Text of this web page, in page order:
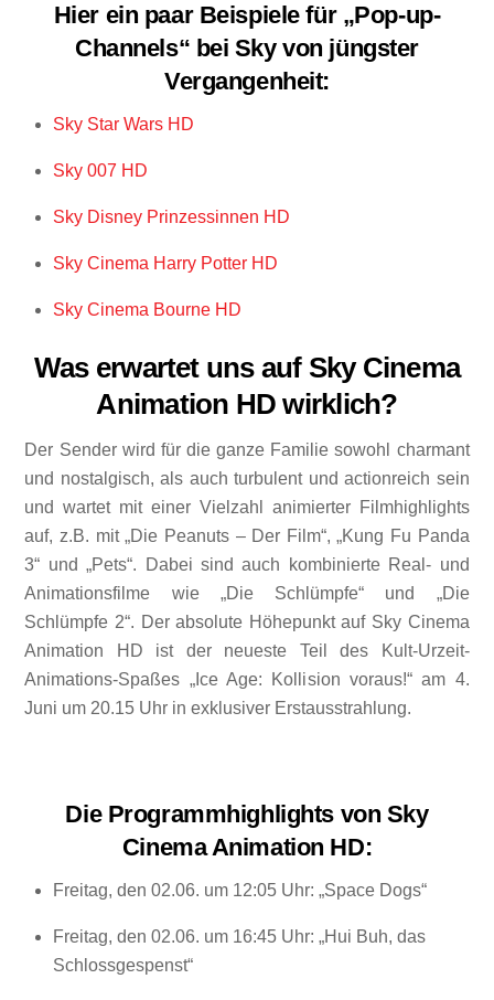
Hier ein paar Beispiele für „Pop-up-
Channels“ bei Sky von jüngster
Vergangenheit:
Sky Star Wars HD
Sky 007 HD
Sky Disney Prinzessinnen HD
Sky Cinema Harry Potter HD
Sky Cinema Bourne HD
Was erwartet uns auf Sky Cinema
Animation HD wirklich?
Der Sender wird für die ganze Familie sowohl charmant
und nostalgisch, als auch turbulent und actionreich sein
und wartet mit einer Vielzahl animierter Filmhighlights
auf, z.B. mit „Die Peanuts – Der Film“, „Kung Fu Panda
3“ und „Pets“. Dabei sind auch kombinierte Real- und
Animationsfilme wie „Die Schlümpfe“ und „Die
Schlümpfe 2“. Der absolute Höhepunkt auf Sky Cinema
Animation HD ist der neueste Teil des Kult-Urzeit-
Animations-Spaßes „Ice Age: Kollision voraus!“ am 4.
Juni um 20.15 Uhr in exklusiver Erstausstrahlung.
Die Programmhighlights von Sky
Cinema Animation HD:
Freitag, den 02.06. um 12:05 Uhr: „Space Dogs“
Freitag, den 02.06. um 16:45 Uhr: „Hui Buh, das
Schlossgespenst“